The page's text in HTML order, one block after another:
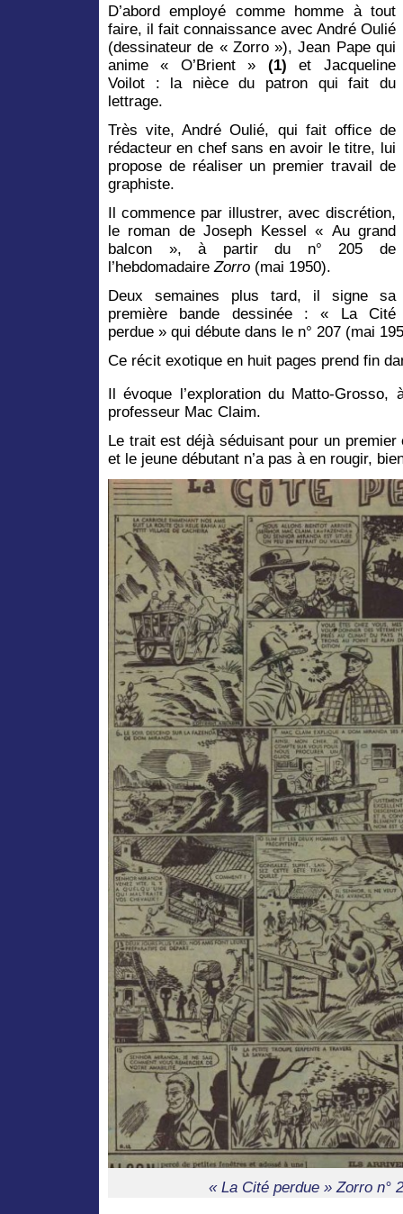
D’abord employé comme homme à tout
faire, il fait connaissance avec André Oulié
(dessinateur de « Zorro »), Jean Pape qui
anime « O’Brient » (1) et Jacqueline
Voilot : la nièce du patron qui fait du
lettrage.
Très vite, André Oulié, qui fait office de
rédacteur en chef sans en avoir le titre, lui
propose de réaliser un premier travail de
graphiste.
Il commence par illustrer, avec discrétion,
le roman de Joseph Kessel « Au grand
balcon », à partir du n° 205 de
l’hebdomadaireZorro (mai 1950).
Deux semaines plus tard, il signe sa
première bande dessinée : « La Cité
perdue » qui débute dans le n° 207 (mai
Ce récit exotique en huit pages prend fin
Il évoque l’exploration du Matto-
professeur Mac Claim.
Le trait est déjà séduisant pour un
et le jeune débutant n’a pas à en rougir,
« La Cité perdue » Zorro n°